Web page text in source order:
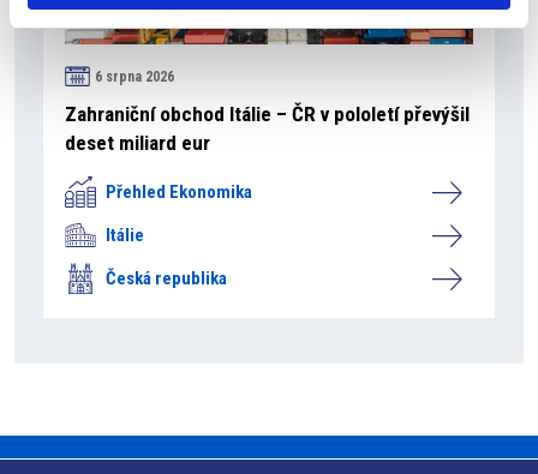
6 srpna 2026
Zahraniční obchod Itálie – ČR v pololetí převýšil
deset miliard eur
Přehled Ekonomika
Itálie
Česká republika